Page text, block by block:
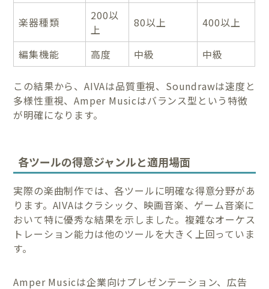
楽器種類
200以
上
80以上 400以上
編集機能 高度 中級 中級
この結果から、AIVAは品質重視、Soundrawは速度と
多様性重視、Amper Musicはバランス型という特徴
が明確になります。
各ツールの得意ジャンルと適用場面
実際の楽曲制作では、各ツールに明確な得意分野があ
ります。AIVAはクラシック、映画音楽、ゲーム音楽に
おいて特に優秀な結果を示しました。複雑なオーケス
トレーション能力は他のツールを大きく上回っていま
す。
Amper Musicは企業向けプレゼンテーション、広告